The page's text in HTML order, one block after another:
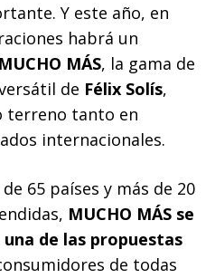
Y este año, en
habrá un
MUCHO MÁS, la gama de
de Félix Solís,
terreno tanto en
internacionales.
65 países y más de 20
MUCHO MÁS se
de las propuestas
de todas